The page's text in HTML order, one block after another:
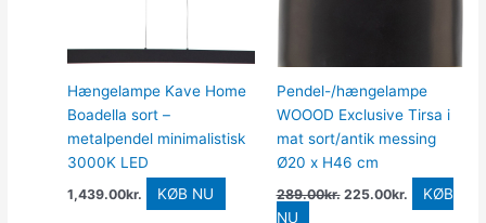
Hængelampe Kave Home
Boadella sort –
metalpendel minimalistisk
3000K LED
1,439.00kr. KØB NU
Pendel-/hængelampe
WOOOD Exclusive Tirsa i
mat sort/antik messing
Ø20 x H46 cm
289.00kr. 225.00kr.
KØB
NU